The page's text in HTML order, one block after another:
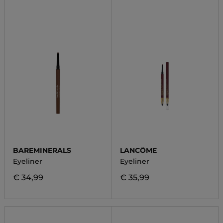
BAREMINERALS
Eyeliner
€ 34,99
LANCÔME
Eyeliner
€ 35,99